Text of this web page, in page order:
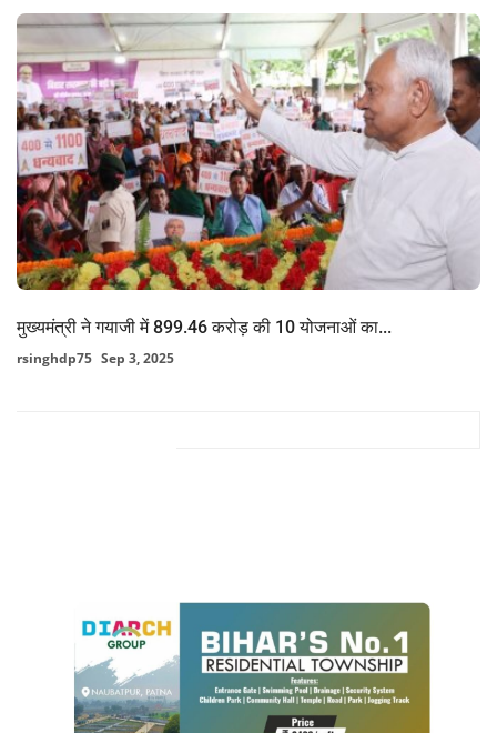
मुख्यमंत्री ने गयाजी में 899.46 करोड़ की 10 योजनाओं का...
rsinghdp75 Sep 3, 2025